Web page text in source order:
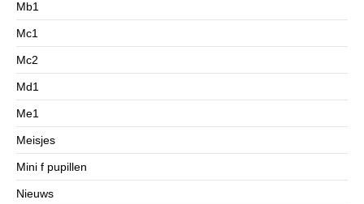
Mb1
Mc1
Mc2
Md1
Me1
Meisjes
Mini f pupillen
Nieuws